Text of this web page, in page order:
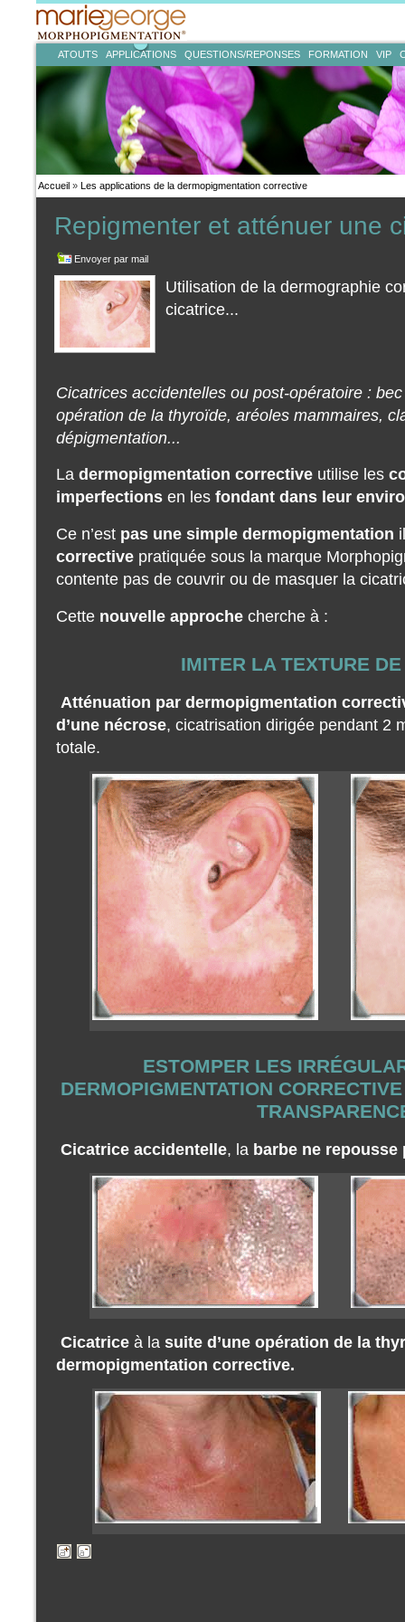
ATOUTS APPLICATIONS QUESTIONS/REPONSES FORMATION VIP
Accueil »Les applications de la dermopigmentation corrective
Repigmenter et atténuer une
Envoyer par mail
Utilisation de la dermographie
cicatrice...
Cicatrices accidentelles ou post-opératoire :
opération de la thyroïde, aréoles mammaires,
dépigmentation...
Ladermopigmentation corrective utilise les
imperfections en lesfondant dans leur
Ce n’est pas une simple dermopigmentation
corrective pratiquée sous la marque
contente pas de couvrir ou de masquer la
Cette nouvelle approche cherche à :
IMITER LA TEXTURE
Atténuation par dermopigmentation
d’une nécrose, cicatrisation dirigée pendant 2
totale.
ESTOMPER LES
DERMOPIGMENTATION
Cicatrice accidentelle, la barbe ne repousse
Cicatrice à lasuite d’une opération de la
dermopigmentation corrective.